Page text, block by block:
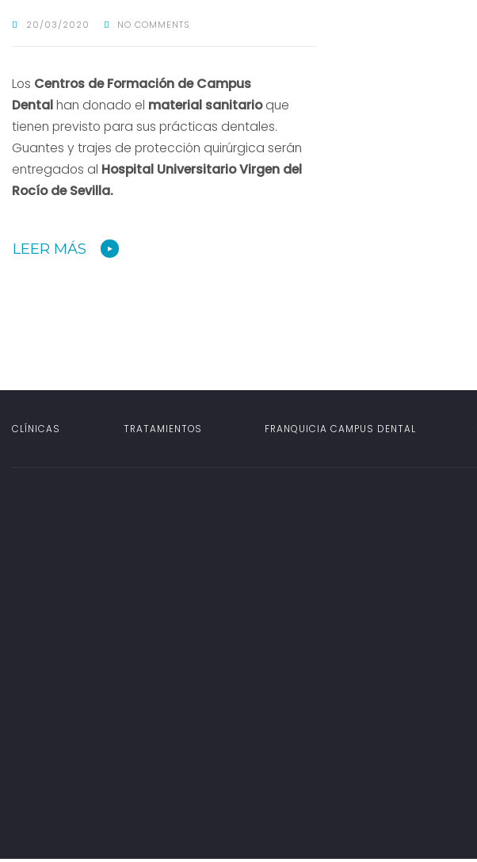
20/03/2020 NO COMMENTS
Los Centros de Formación de Campus
Dentalhan donado el material sanitarioque
tienen previsto para sus prácticas dentales.
Guantes y trajes de protección quirúrgica serán
entregados al Hospital Universitario Virgen del
Rocío de Sevilla.
LEER MÁS
CLÍNICAS TRATAMIENTOS FRANQUICIA CAMPUS DENTAL